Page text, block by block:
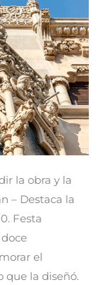
la obra y la
– Destaca la
Festa
el
que la diseñó.